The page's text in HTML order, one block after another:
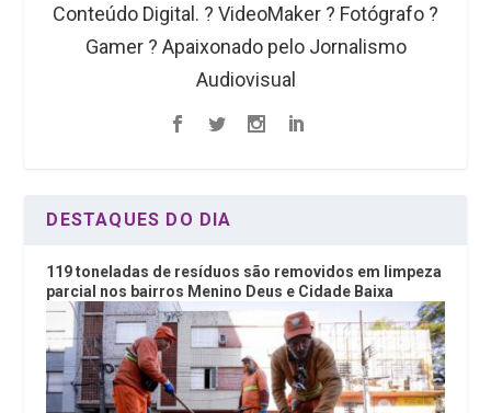
Conteúdo Digital. ? VideoMaker ? Fotógrafo ?
Gamer ? Apaixonado pelo Jornalismo
Audiovisual
DESTAQUES DO DIA
119 toneladas de resíduos são removidos em limpeza
parcial nos bairros Menino Deus e Cidade Baixa